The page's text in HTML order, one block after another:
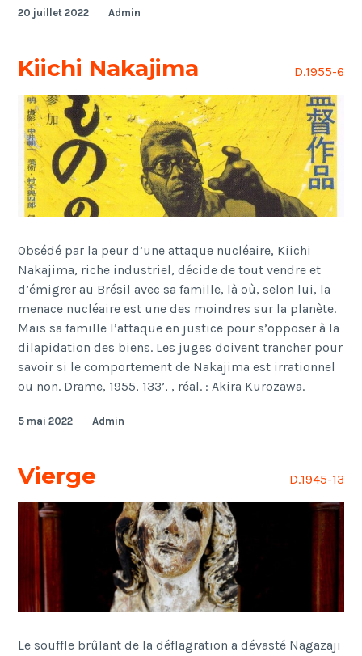
20 juillet 2022 Admin
Kiichi Nakajima D.1955-6
Obsédé par la peur d’une attaque nucléaire, Kiichi
Nakajima, riche industriel, décide de tout vendre et
d’émigrer au Brésil avec sa famille, là où, selon lui, la
menace nucléaire est une des moindres sur la planète.
Mais sa famille l’attaque en justice pour s’opposer à la
dilapidation des biens. Les juges doivent trancher pour
savoir si le comportement de Nakajima est irrationnel
ou non. Drame, 1955, 133’, , réal. : Akira Kurozawa.
5 mai 2022 Admin
Vierge D.1945-13
Le souffle brûlant de la déflagration a dévasté Nagazaji